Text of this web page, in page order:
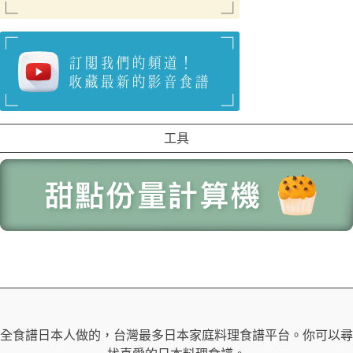
工具
全食譜日本人做的，台灣最多日本家庭料理食譜平台。你可以尋